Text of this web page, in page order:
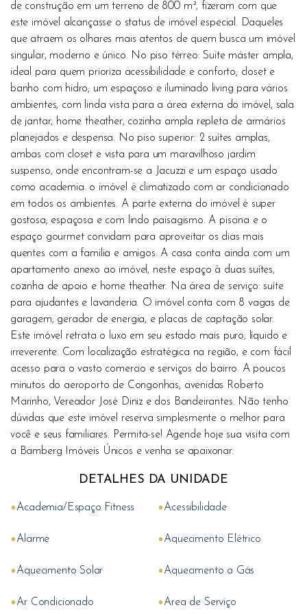
de construção em um terreno de 800 m², fizeram com que
este imóvel alcançasse o status de imóvel especial. Daqueles
que atraem os olhares mais atentos de quem busca um imóvel
singular, moderno e único. No piso térreo: Suite máster ampla,
ideal para quem prioriza acessibilidade e conforto; closet e
banho com hidro; um espaçoso e iluminado living para vários
ambientes, com linda vista para a área externa do imóvel, sala
de jantar, home theather, cozinha ampla repleta de armários
planejados e despensa. No piso superior: 2 suítes amplas,
ambas com closet e vista para um maravilhoso jardim
suspenso, onde encontram-se a Jacuzzi e um espaço usado
como academia. o imóvel é climatizado com ar condicionado
em todos os ambientes. A parte externa do imóvel é super
gostosa; espaçosa e com lindo paisagismo. A piscina e o
espaço gourmet convidam para aproveitar os dias mais
quentes com a familia e amigos. A casa conta ainda com um
apartamento anexo ao imóvel, neste espaço à duas suítes,
cozinha de apoio e home theather. Na área de serviço: suíte
para ajudantes e lavanderia. O imóvel conta com 8 vagas de
garagem, gerador de energia, e placas de captação solar.
Este imóvel retrata o luxo em seu estado mais puro, líquido e
irreverente. Com localização estratégica na região, e com fácil
acesso para o vasto comercio e serviços do bairro. A poucos
minutos do aeroporto de Congonhas, avenidas Roberto
Marinho, Vereador José Diniz e dos Bandeirantes. Não tenho
dúvidas que este imóvel reserva simplesmente o melhor para
você e seus familiares. Permita-se! Agende hoje sua visita com
a Bamberg Imóveis Únicos e venha se apaixonar.
DETALHES DA UNIDADE
•Academia/Espaço Fitness •Acessibilidade
•Alarme •Aquecimento Elétrico
•Aquecimento Solar •Aquecimento a Gás
•Ar Condicionado •Area de Serviço